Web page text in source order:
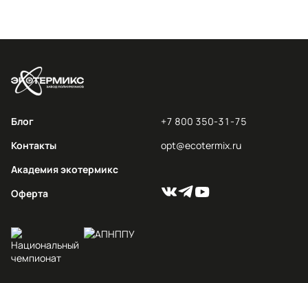
Блог
Контакты
Академия экотермикс
Оферта
+7 800 350-31-75
opt@ecotermix.ru